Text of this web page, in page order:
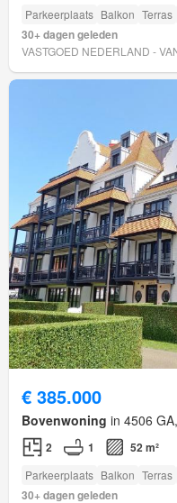
Parkeerplaats Balkon Terras
30+ dagen geleden
VASTGOED NEDERLAND -
€ 385.000
Bovenwoning in 4506
2 1 52 m²
Parkeerplaats Balkon Terras
30+ dagen geleden